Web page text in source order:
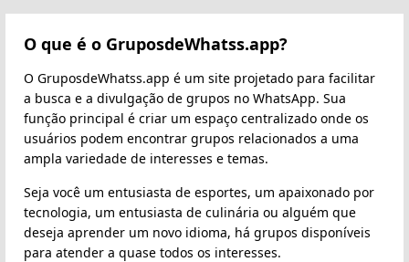
O que é o GruposdeWhatss.app?
O GruposdeWhatss.app é um site projetado para facilitar
a busca e a divulgação de grupos no WhatsApp. Sua
função principal é criar um espaço centralizado onde os
usuários podem encontrar grupos relacionados a uma
ampla variedade de interesses e temas.
Seja você um entusiasta de esportes, um apaixonado por
tecnologia, um entusiasta de culinária ou alguém que
deseja aprender um novo idioma, há grupos disponíveis
para atender a quase todos os interesses.